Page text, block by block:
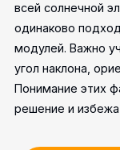
всей солнечной
одинаково
модулей. Важно
угол наклона,
Понимание этих
решение и